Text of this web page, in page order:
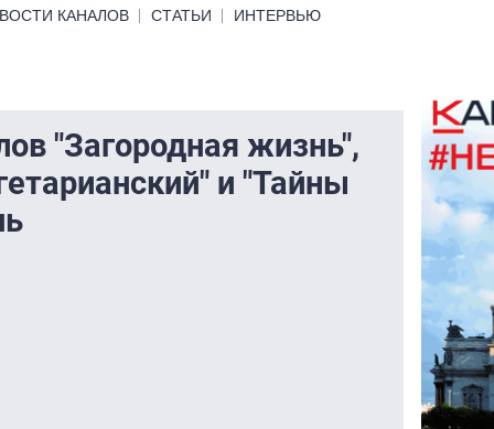
КАНАЛОВ СТАТЬИ ИНТЕРВЬЮ
"Загородная жизнь",
и "Тайны